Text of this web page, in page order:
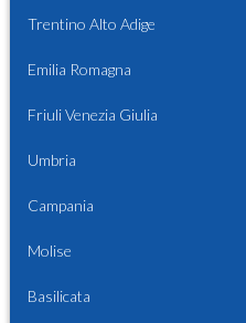
Trentino Alto Adige
Emilia Romagna
Friuli Venezia Giulia
Umbria
Campania
Molise
Basilicata